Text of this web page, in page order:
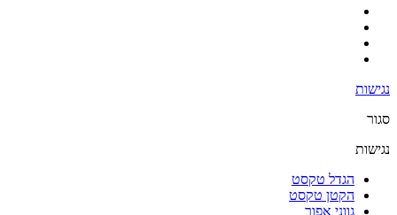
נגישות
סגור
נגישות
הגדל טקסט
הקטן טקסט
גווני אפור